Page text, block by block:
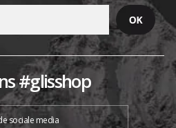
#glisshop
sociale media